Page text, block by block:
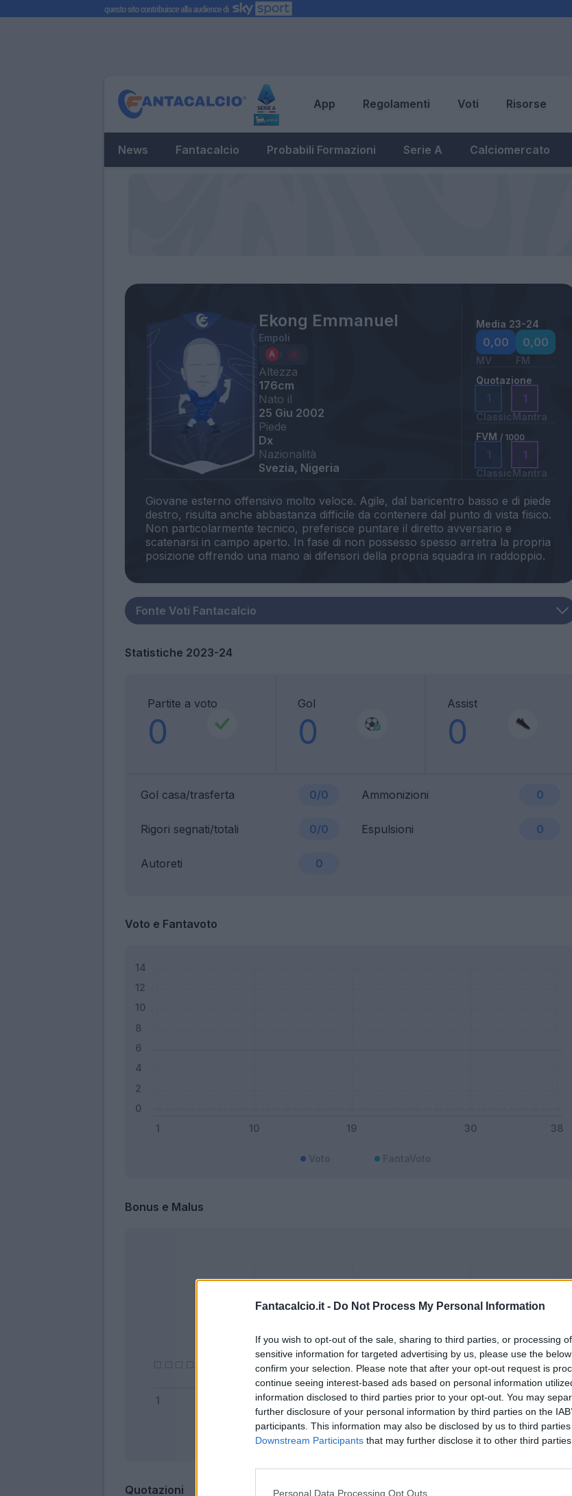
Fantacalcio.it - Do Not Process My Personal Information
If you wish to opt-out of the sale, sharing to third parties, or processing
sensitive information for targeted advertising by us, please use the
confirm your selection. Please note that after your opt-out request is
continue seeing interest-based ads based on personal information
information disclosed to third parties prior to your opt-out. You may
further disclosure of your personal information by third parties on the
participants. This information may also be disclosed by us to third
Downstream Participants that may further disclose it to other third parties.
Personal Data Processing Opt Outs
App Regolamenti Voti Risorse
News Fantacalcio Probabili Formazioni Serie A Calciomercato
Ekong Emmanuel
Empoli
Altezza
176cm
Nato il
25 Giu 2002
Piede
Dx
Nazionalità
Svezia, Nigeria
Media 23-24
0,00
MV
0,00
FM
Quotazione
1
Classic
1
Mantra
FVM / 1000
1
Classic
1
Mantra
Giovane esterno offensivo molto veloce. Agile, dal baricentro basso e di piede
destro, risulta anche abbastanza difficile da contenere dal punto di vista fisico.
Non particolarmente tecnico, preferisce puntare il diretto avversario e
scatenarsi in campo aperto. In fase di non possesso spesso arretra la propria
Statistiche 2023-24
Partite a voto
0
Gol
0
Assist
0
Gol casa/trasferta 0/0 Ammonizioni 0
Rigori segnati/totali 0/0 Espulsioni 0
Autoreti 0
Voto e Fantavoto
Bonus e Malus
Bonus Malus Presenze a voto
Quotazioni